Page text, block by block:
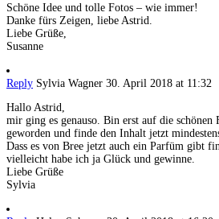
Schöne Idee und tolle Fotos – wie immer!
Danke fürs Zeigen, liebe Astrid.
Liebe Grüße,
Susanne
Reply Sylvia Wagner 30. April 2018 at 11:32
Hallo Astrid,
mir ging es genauso. Bin erst auf die schönen
geworden und finde den Inhalt jetzt
Dass es von Bree jetzt auch ein Parfüm gibt
vielleicht habe ich ja Glück und gewinne.
Liebe Grüße
Sylvia